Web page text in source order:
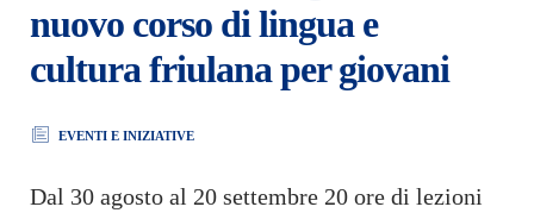
nuovo corso di lingua e
cultura friulana per giovani
EVENTI E INIZIATIVE
Dal 30 agosto al 20 settembre 20 ore di lezioni